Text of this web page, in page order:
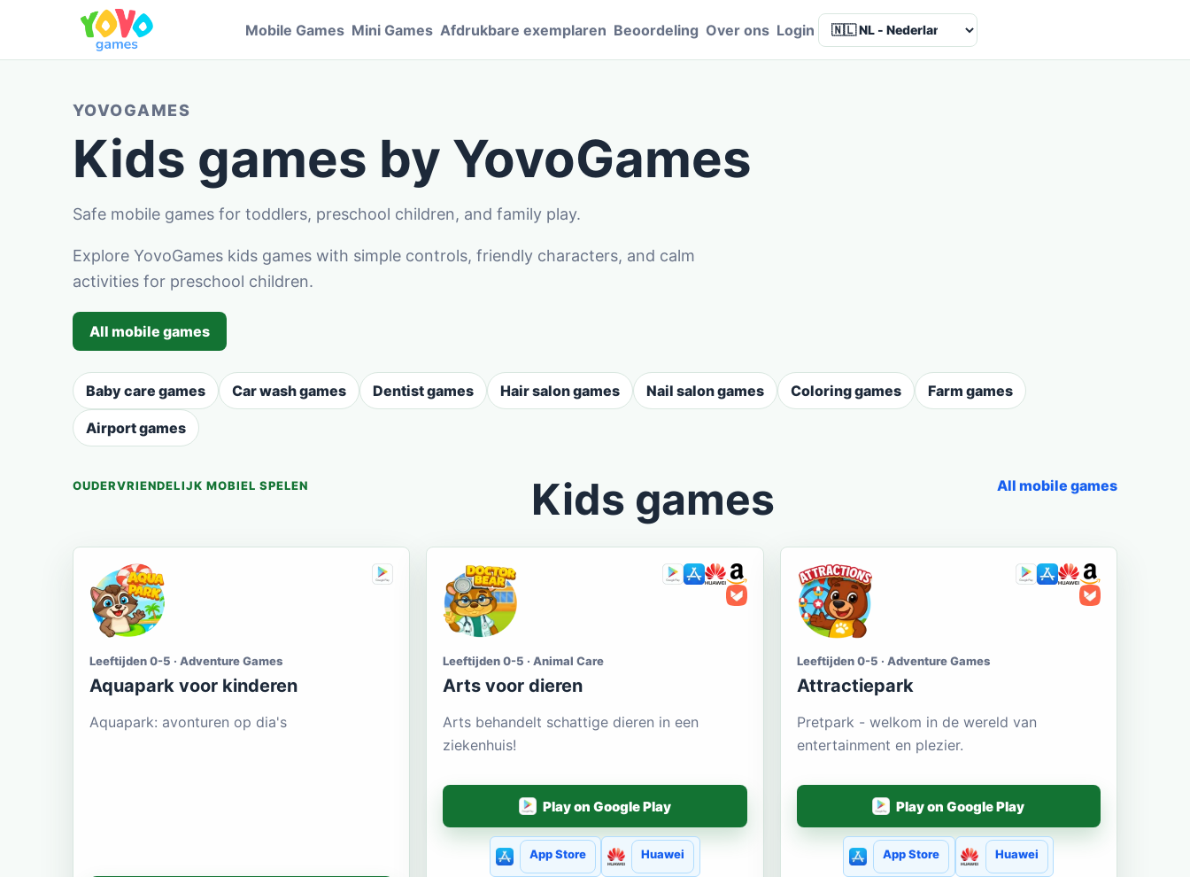
Mobile Games Mini Games Afdrukbare exemplaren Beoordeling Over ons Login Language
YOVOGAMES
Kids games by YovoGames
Safe mobile games for toddlers, preschool children, and family play.
Explore YovoGames kids games with simple controls, friendly characters, and calm
activities for preschool children.
All mobile games
Baby care games Car wash games Dentist games Hair salon games Nail salon games Coloring games Farm games
Airport games
OUDERVRIENDELIJK MOBIEL SPELEN Kids games All mobile games
Leeftijden 0-5 · Adventure Games
Aquapark voor kinderen
Aquapark: avonturen op dia's
Leeftijden 0-5 · Animal Care
Arts voor dieren
Arts behandelt schattige dieren in een
ziekenhuis!
Play on Google Play
App Store Huawei
Leeftijden 0-5 · Adventure Games
Attractiepark
Pretpark - welkom in de wereld van
entertainment en plezier.
Play on Google Play
App Store Huawei